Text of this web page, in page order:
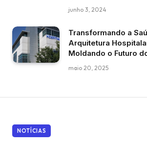
junho 3, 2024
Transformando a
Arquitetura
Moldando o Futuro
maio 20, 2025
NOTÍCIAS